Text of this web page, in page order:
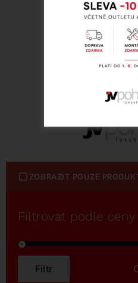
ZOBRAZIT POUZE
Filtrovat podle ceny
Minimální
Maximální
Filtr